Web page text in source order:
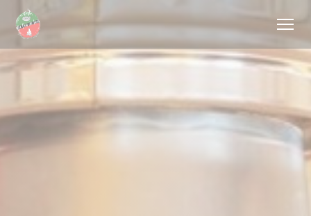
Personalizzazione delle tue scelte sui cookie